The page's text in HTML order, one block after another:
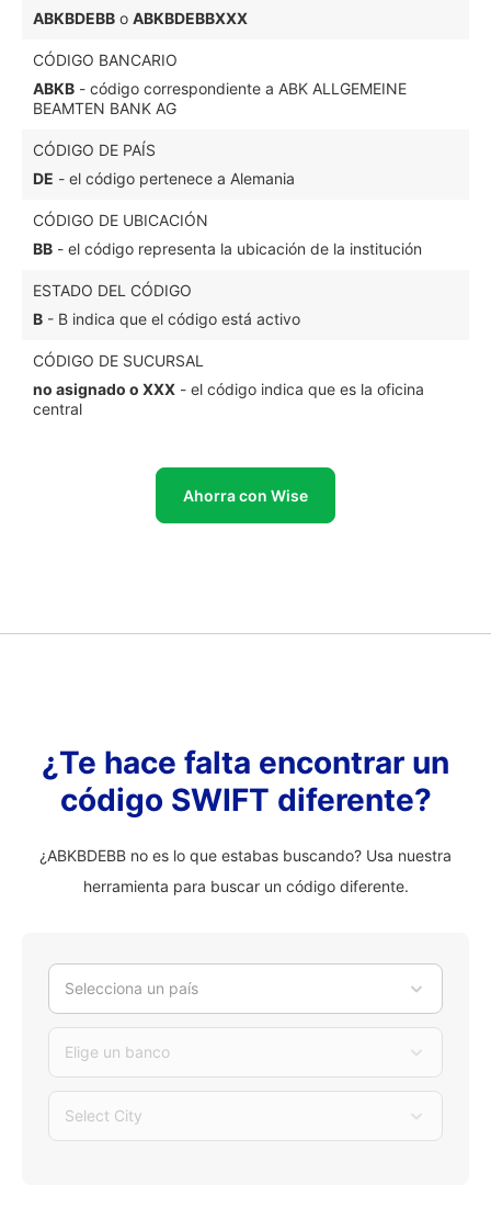
ABKBDEBB o ABKBDEBBXXX
CÓDIGO BANCARIO
ABKB - código correspondiente a ABK ALLGEMEINE
BEAMTEN BANK AG
CÓDIGO DE PAÍS
DE - el código pertenece a Alemania
CÓDIGO DE UBICACIÓN
BB - el código representa la ubicación de la institución
ESTADO DEL CÓDIGO
B - B indica que el código está activo
CÓDIGO DE SUCURSAL
no asignado o XXX - el código indica que es la oficina
central
Ahorra con Wise
¿Te hace falta encontrar un
código SWIFT diferente?
¿ABKBDEBB no es lo que estabas buscando? Usa nuestra
herramienta para buscar un código diferente.
Selecciona un país
Elige un banco
Select City